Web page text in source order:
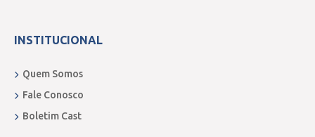
INSTITUCIONAL
Quem Somos
Fale Conosco
Boletim Cast